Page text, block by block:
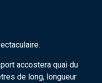
accostera quai du
de long, longueur